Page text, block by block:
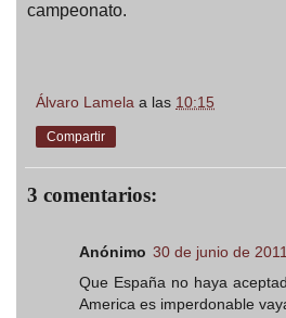
campeonato.
Álvaro Lamela a las 10:15
Compartir
3 comentarios:
Anónimo 30 de junio de
Que España no haya
America es imperdonable